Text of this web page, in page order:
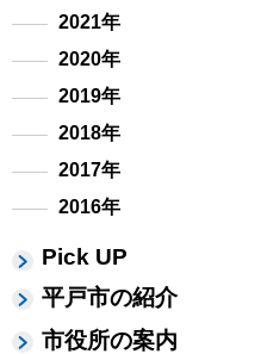
2021年
2020年
2019年
2018年
2017年
2016年
Pick UP
平戸市の紹介
市役所の案内